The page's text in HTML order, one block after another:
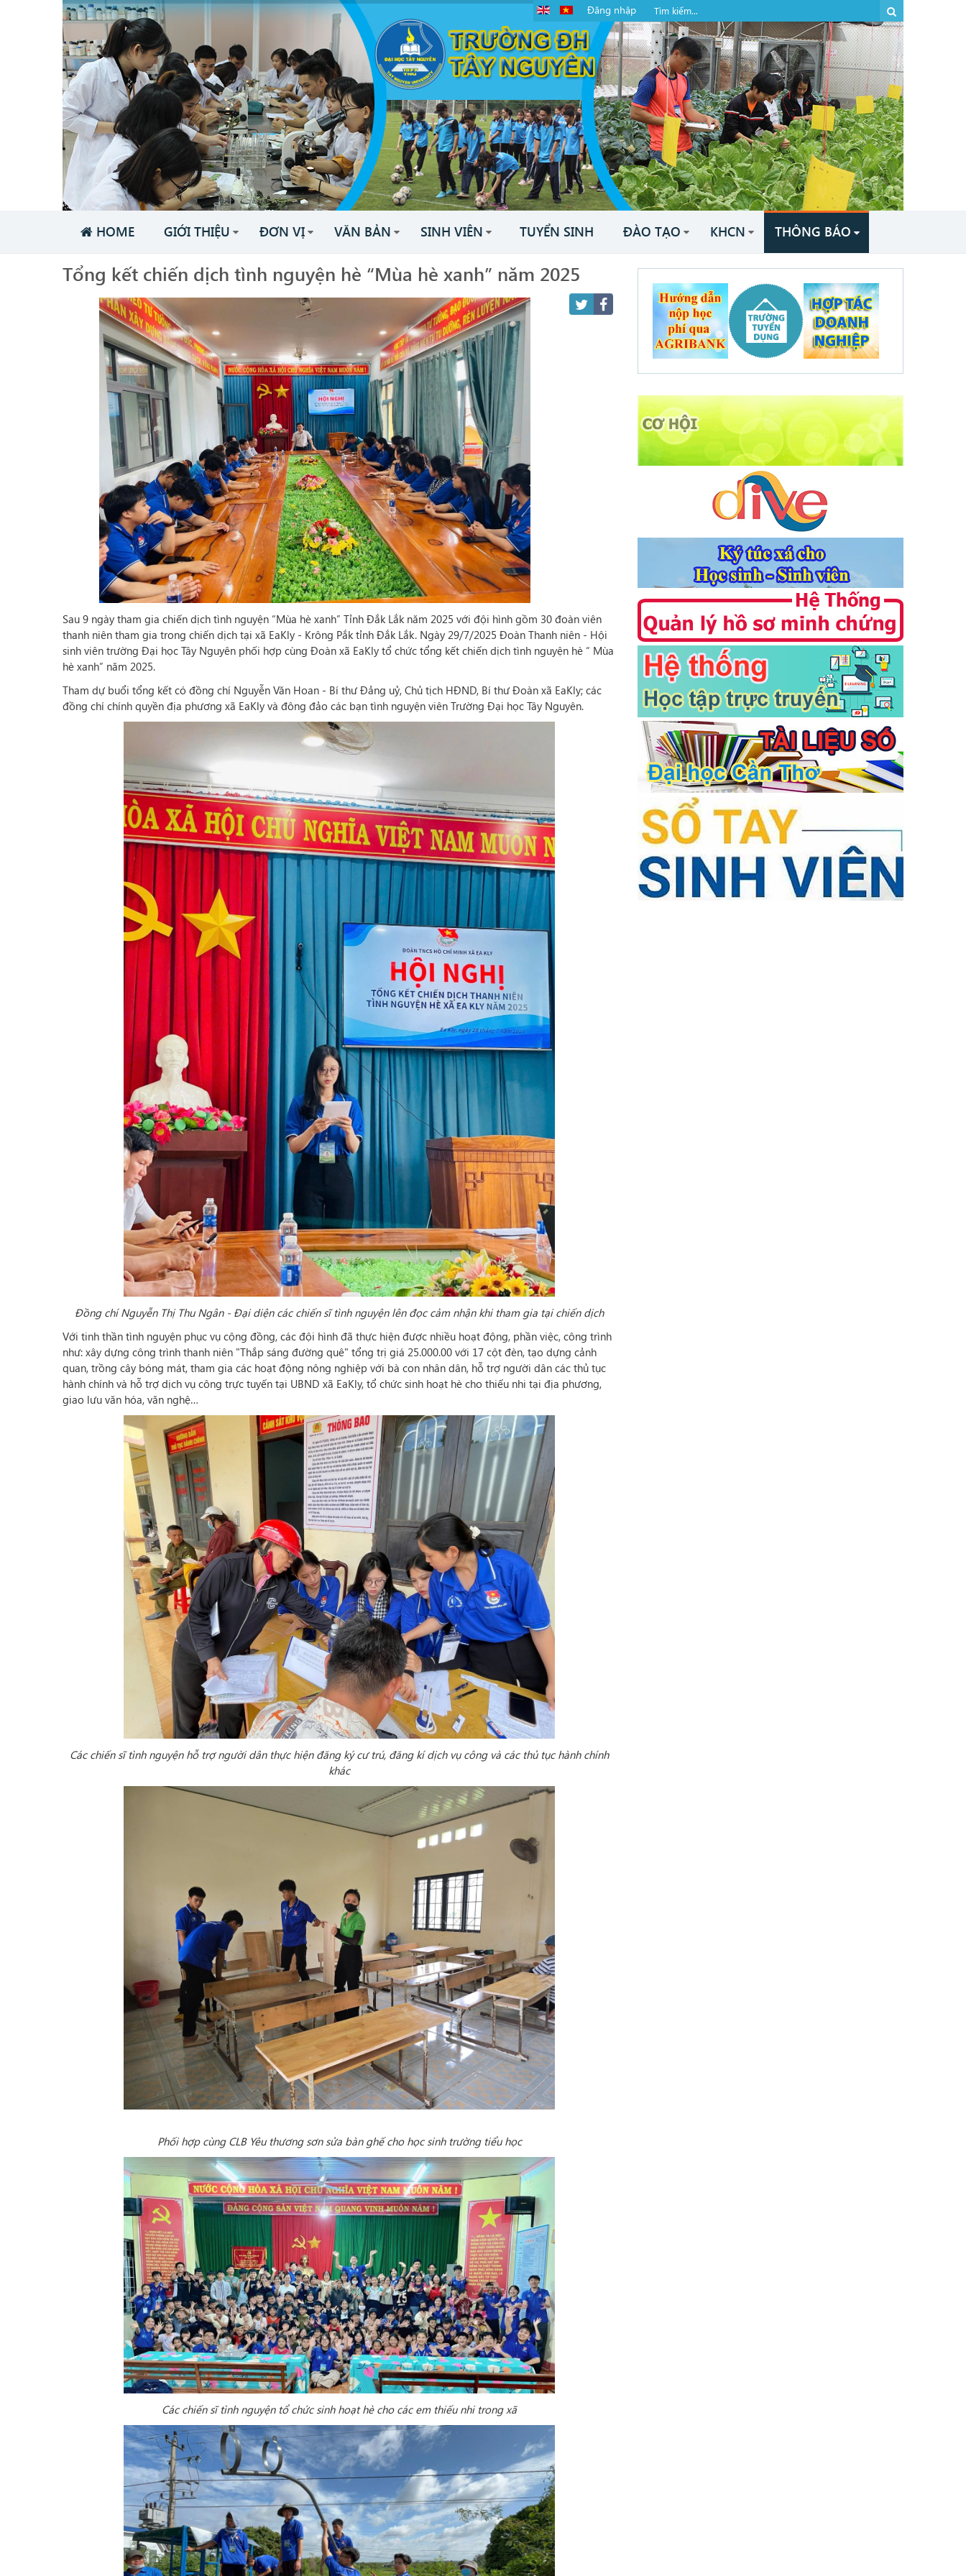
Đăng nhập
HOME GIỚI THIỆU ĐƠN VỊ VĂN BẢN SINH VIÊN TUYỂN SINH ĐÀO TẠO KHCN THÔNG BÁO
Tổng kết chiến dịch tình nguyện hè “Mùa hè xanh” năm 2025
Sau 9 ngày tham gia chiến dịch tình nguyện “Mùa hè xanh” Tỉnh Đắk Lắk năm 2025 với đội hình gồm 30 đoàn viên
thanh niên tham gia trong chiến dịch tại xã EaKly - Krông Pắk tỉnh Đắk Lắk. Ngày 29/7/2025 Đoàn Thanh niên - Hội
sinh viên trường Đại học Tây Nguyên phối hợp cùng Đoàn xã EaKly tổ chức tổng kết chiến dịch tình nguyện hè “ Mùa
hè xanh” năm 2025.
Tham dự buổi tổng kết có đồng chí Nguyễn Văn Hoan - Bí thư Đảng uỷ, Chủ tịch HĐND, Bí thư Đoàn xã EaKly; các
đồng chí chính quyền địa phương xã EaKly và đông đảo các bạn tình nguyện viên Trường Đại học Tây Nguyên.
Đồng chí Nguyễn Thị Thu Ngân - Đại diện các chiến sĩ tình nguyện lên đọc cảm nhận khi tham gia tại chiến dịch
Với tinh thần tình nguyện phục vụ cộng đồng, các đội hình đã thực hiện được nhiều hoạt động, phần việc, công trình
như: xây dựng công trình thanh niên "Thắp sáng đường quê" tổng trị giá 25.000.00 với 17 cột đèn, tạo dựng cảnh
quan, trồng cây bóng mát, tham gia các hoạt động nông nghiệp với bà con nhân dân, hỗ trợ người dân các thủ tục
hành chính và hỗ trợ dịch vụ công trực tuyến tại UBND xã EaKly, tổ chức sinh hoạt hè cho thiếu nhi tại địa phương,
giao lưu văn hóa, văn nghệ…
Các chiến sĩ tình nguyện hỗ trợ người dân thực hiện đăng ký cư trú, đăng kí dịch vụ công và các thủ tục hành chính
khác
Phối hợp cùng CLB Yêu thương sơn sửa bàn ghế cho học sinh trường tiểu học
Các chiến sĩ tình nguyện tổ chức sinh hoạt hè cho các em thiếu nhi trong xã